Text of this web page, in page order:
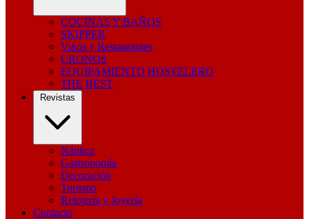
COCINAS Y BAÑOS
SKIPPER
Vinos y Restaurantes
CRONOS
EQUIPAMIENTO HOSTELERO
THE BEST
Revistas
Náutica
Gastronomía
Decoración
Turismo
Relojería y Joyería
Contacto